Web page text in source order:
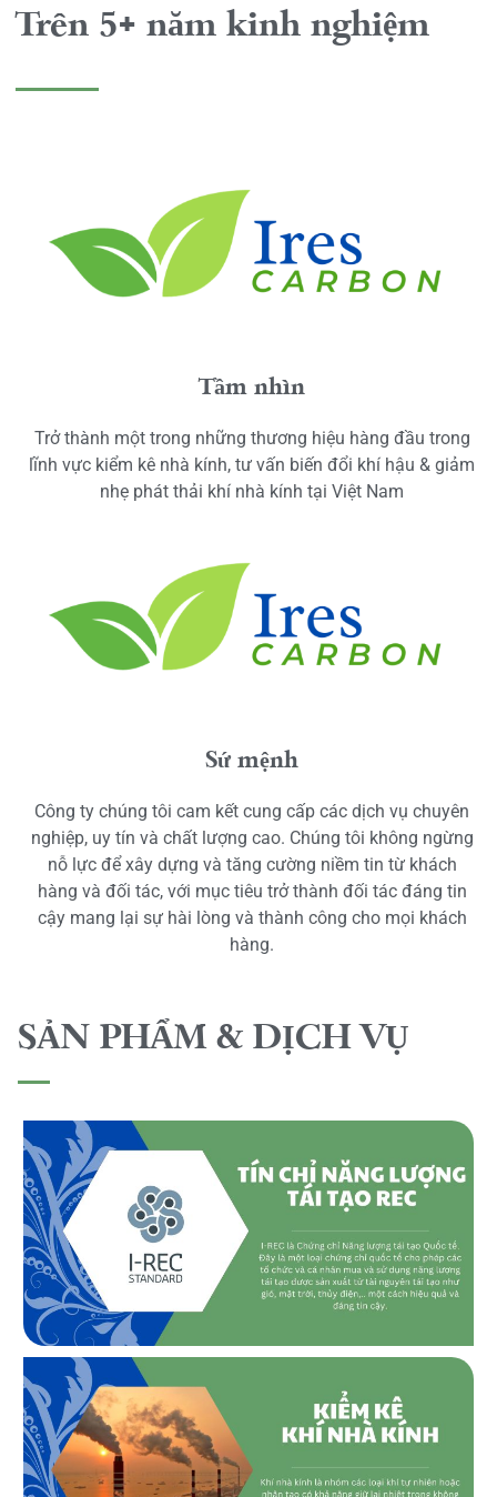
Trên 5+ năm kinh nghiệm
Tầm nhìn
Trở thành một trong những thương hiệu hàng đầu trong
lĩnh vực kiểm kê nhà kính, tư vấn biến đổi khí hậu & giảm
nhẹ phát thải khí nhà kính tại Việt Nam
Sứ mệnh
Công ty chúng tôi cam kết cung cấp các dịch vụ chuyên
nghiệp, uy tín và chất lượng cao. Chúng tôi không ngừng
nỗ lực để xây dựng và tăng cường niềm tin từ khách
hàng và đối tác, với mục tiêu trở thành đối tác đáng tin
cậy mang lại sự hài lòng và thành công cho mọi khách
hàng.
SẢN PHẨM & DỊCH VỤ